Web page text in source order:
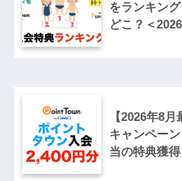
をランキン
どこ？＜
【2026年8
キャンペー
当の特典獲得